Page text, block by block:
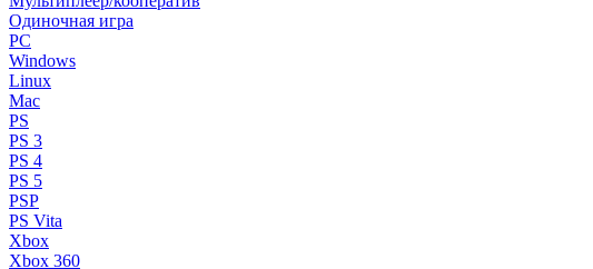
Одиночная игра
PC
Windows
Linux
Mac
PS
PS 3
PS 4
PS 5
PSP
PS Vita
Xbox
Xbox 360